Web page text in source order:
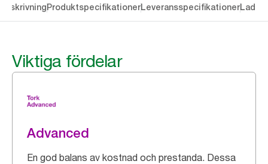
ProduktspecifikationerLeveransspecifikationerLadda
Viktiga fördelar
Advanced
En god balans av kostnad och prestanda. Dessa